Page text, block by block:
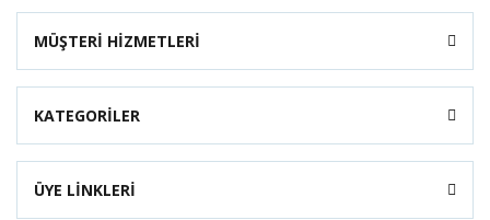
MÜŞTERİ HİZMETLERİ
KATEGORİLER
ÜYE LİNKLERİ